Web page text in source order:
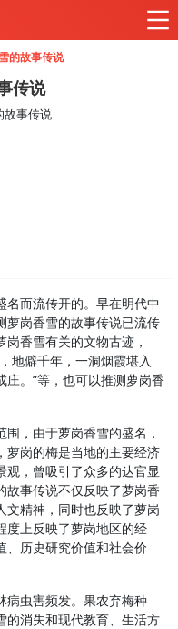
的故事传说
传说
故事传说
名而流传开的。早在明代中
萝岗香雪的故事传说已流传
香雪有关的文物古迹，
地僻千年，一洞烟霞堪入
。”等，也可以推测萝岗香
，由于萝岗香雪的盛名，
萝岗的梅是当地的主要经济
，曾吸引了众多的达官显
故事传说不仅反映了萝岗香
文精神，同时也反映了萝岗
度上反映了萝岗地区的经
、历史研究价值和社会价
病虫害频发。果农弃梅种
的消失和现代教育、生活方